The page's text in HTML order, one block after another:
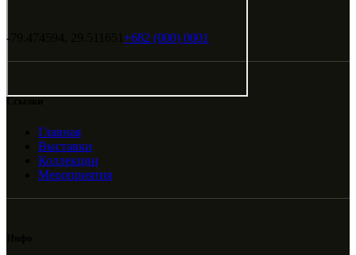
-79.474594, 29.511651 +682 (000) 0001
Главная
Выставки
Коллекции
Мероприятия